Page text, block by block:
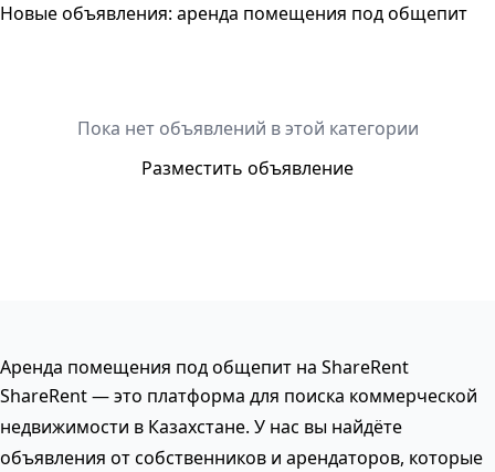
Новые объявления: аренда помещения под общепит
Пока нет объявлений в этой категории
Разместить объявление
Аренда помещения под общепит на ShareRent
ShareRent — это платформа для поиска коммерческой
недвижимости в Казахстане. У нас вы найдёте
объявления от собственников и арендаторов, которые